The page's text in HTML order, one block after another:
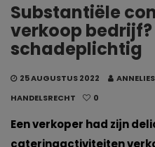
Substantiële
verkoop
schadeplichtig
25 AUGUSTUS 2022
HANDELSRECHT
0
Een verkoper had zijn
cateringactiviteiten